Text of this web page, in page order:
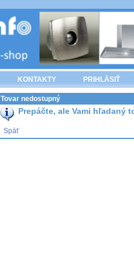
KONTAKTY PRIHLÁSIŤ
Tovar nedostupný
Prepáčte, ale Vami hľadaný
Späť